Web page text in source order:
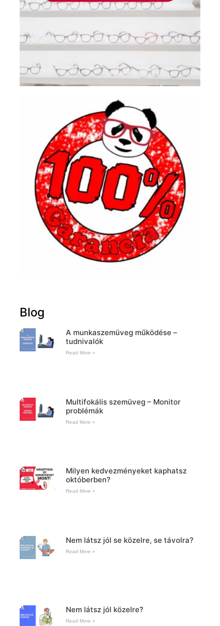
Blog
A munkaszemüveg működése –
tudnivalók
Read More »
Multifokális szemüveg – Monitor
problémák
Read More »
Milyen kedvezményeket kaphatsz
októberben?
Read More »
Nem látsz jól se közelre, se távolra?
Read More »
Nem látsz jól közelre?
Read More »